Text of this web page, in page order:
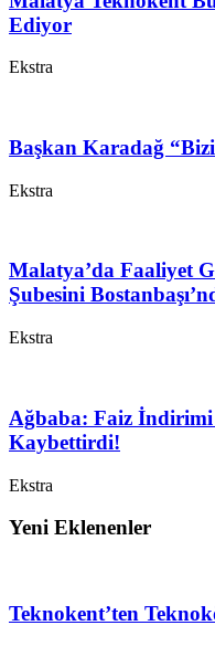
Ediyor
Ekstra
Başkan Karadağ
Ekstra
Malatya’da Faaliyet
Şubesini
Ekstra
Ağbaba: Faiz İndirimi
Kaybettirdi!
Ekstra
Yeni Eklenenler
Teknokent’ten